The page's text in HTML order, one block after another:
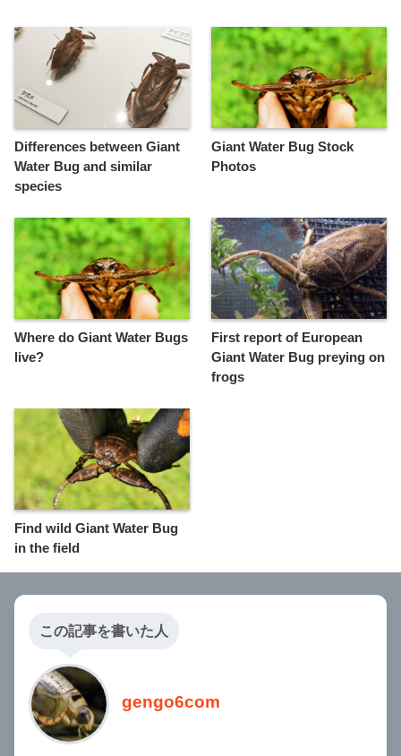
Differences between Giant
Water Bug and similar
species
Giant Water Bug Stock
Photos
Where do Giant Water Bugs
live?
First report of European
Giant Water Bug preying on
frogs
Find wild Giant Water Bug
in the field
この記事を書いた人
gengo6com